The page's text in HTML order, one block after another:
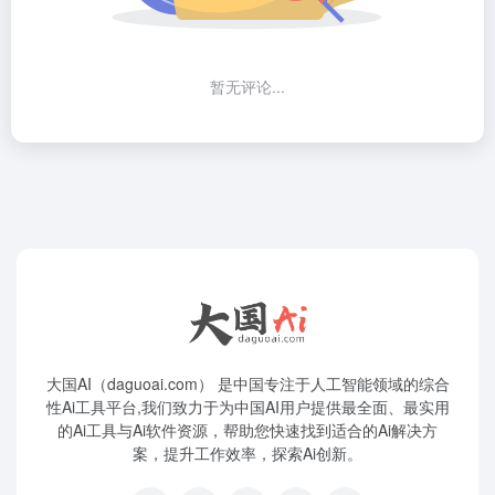
暂无评论...
大国AI（daguoai.com） 是中国专注于人工智能领域的综合
性Ai工具平台,我们致力于为中国AI用户提供最全面、最实用
的Ai工具与Ai软件资源，帮助您快速找到适合的Ai解决方
案，提升工作效率，探索Ai创新。